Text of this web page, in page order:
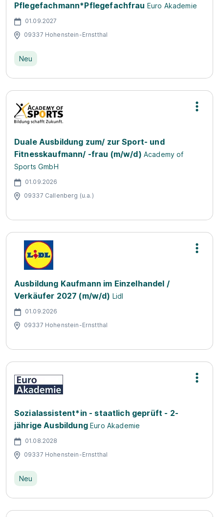
Pflegefachmann*Pflegefachfrau Euro Akademie
01.09.2027
09337 Hohenstein-Ernstthal
Neu
Duale Ausbildung zum/ zur Sport- und
Fitnesskaufmann/ -frau (m/w/d) Academy of
Sports GmbH
01.09.2026
09337 Callenberg (u.a.)
Ausbildung Kaufmann im Einzelhandel /
Verkäufer 2027 (m/w/d) Lidl
01.09.2026
09337 Hohenstein-Ernstthal
Sozialassistent*in - staatlich geprüft - 2-
jährige Ausbildung Euro Akademie
01.08.2028
09337 Hohenstein-Ernstthal
Neu